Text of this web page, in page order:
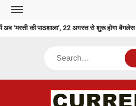
Skip
content
‘मस्ती की पाठशाला’, 22 अगस्त से शुरू होगा बैगलेस डे
Search